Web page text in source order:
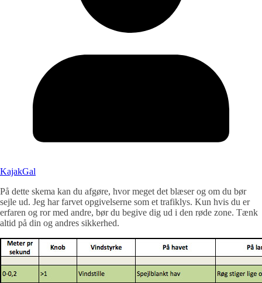
KajakGal
På dette skema kan du afgøre, hvor meget det blæser og om du bør
sejle ud. Jeg har farvet opgivelserne som et trafiklys. Kun hvis du er
erfaren og ror med andre, bør du begive dig ud i den røde zone. Tænk
altid på din og andres sikkerhed.